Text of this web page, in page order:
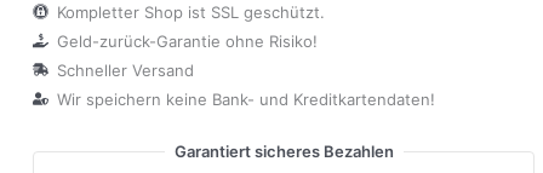
Kompletter Shop ist SSL geschützt.
Geld-zurück-Garantie ohne Risiko!
Schneller Versand
Wir speichern keine Bank- und Kreditkartendaten!
Garantiert sicheres Bezahlen